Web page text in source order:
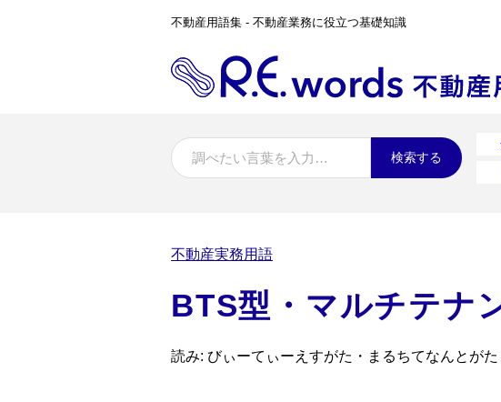
不動産用語集 - 不動産業務に役立つ基礎知識
検索する
不動産実務用語
BTS型・マルチテナ
読み: びぃーてぃーえすがた・まるちてなんとがた